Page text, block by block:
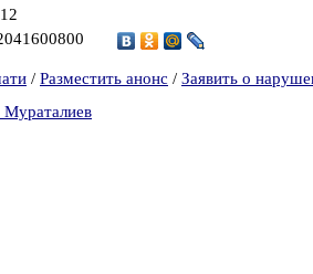
/ Разместить анонс / Заявить о
Мураталиев